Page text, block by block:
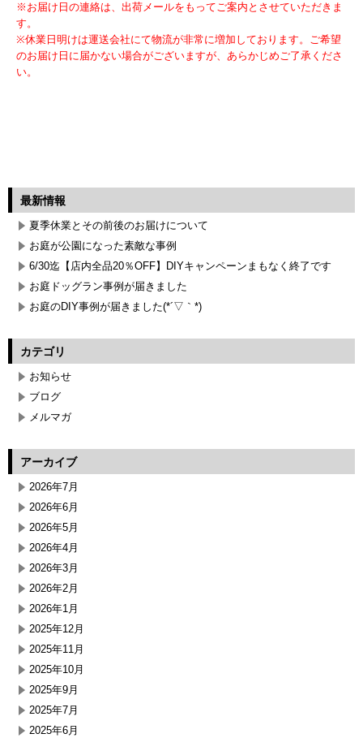
※お届け日の連絡は、出荷メールをもってご案内とさせていただきま
す。
※休業日明けは運送会社にて物流が非常に増加しております。ご希望
のお届け日に届かない場合がございますが、あらかじめご了承くださ
い。
最新情報
夏季休業とその前後のお届けについて
お庭が公園になった素敵な事例
6/30迄【店内全品20％OFF】DIYキャンペーンまもなく終了です
お庭ドッグラン事例が届きました
お庭のDIY事例が届きました(*´▽｀*)
カテゴリ
お知らせ
ブログ
メルマガ
アーカイブ
2026年7月
2026年6月
2026年5月
2026年4月
2026年3月
2026年2月
2026年1月
2025年12月
2025年11月
2025年10月
2025年9月
2025年7月
2025年6月